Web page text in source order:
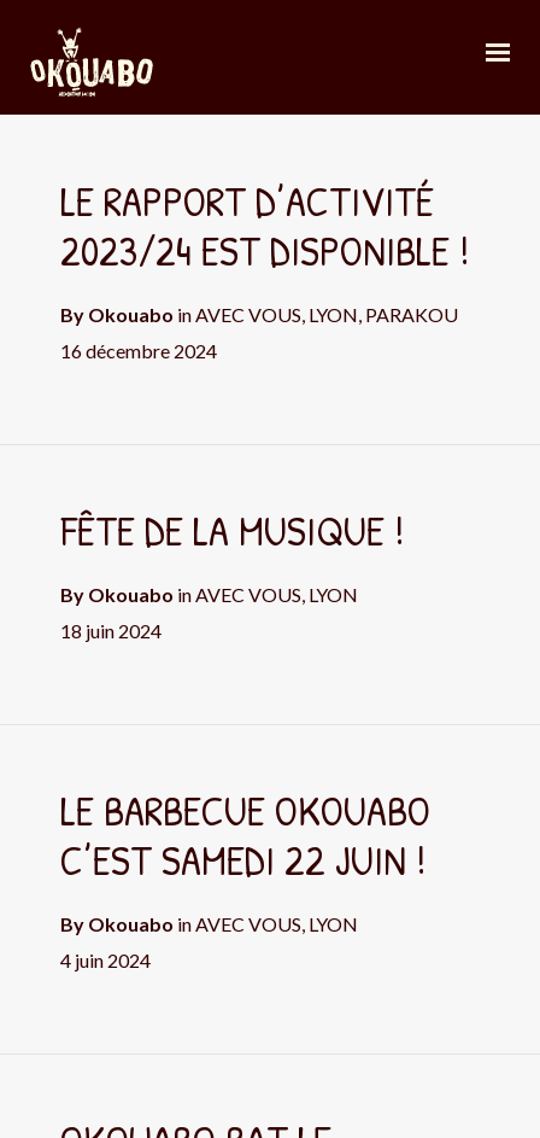
LE RAPPORT D’ACTIVITÉ
2023/24 EST DISPONIBLE !
By Okouabo inAVEC VOUS, LYON, PARAKOU
16 décembre 2024
FÊTE DE LA MUSIQUE !
By Okouabo inAVEC VOUS, LYON
18 juin 2024
LE BARBECUE OKOUABO
C’EST SAMEDI 22 JUIN !
By Okouabo inAVEC VOUS, LYON
4 juin 2024